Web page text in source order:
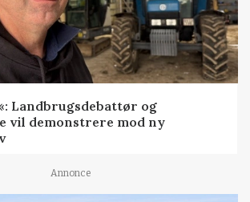
Landbrugsdebattør og
vil demonstrere mod ny
Annonce